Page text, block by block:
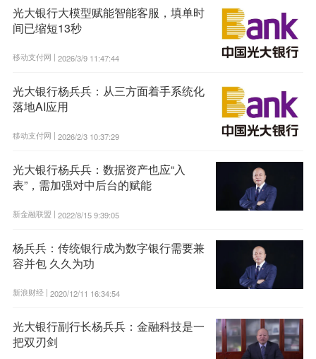
光大银行大模型赋能智能客服，填单时
间已缩短13秒
移动支付网 | 2026/3/9 11:47:44
光大银行杨兵兵：从三方面着手系统化
落地AI应用
移动支付网 | 2026/2/3 10:37:29
光大银行杨兵兵：数据资产也应“入
表”，需加强对中后台的赋能
新金融联盟 | 2022/8/15 9:39:05
杨兵兵：传统银行成为数字银行需要兼
容并包 久久为功
新浪财经 | 2020/12/11 16:34:54
光大银行副行长杨兵兵：金融科技是一
把双刃剑